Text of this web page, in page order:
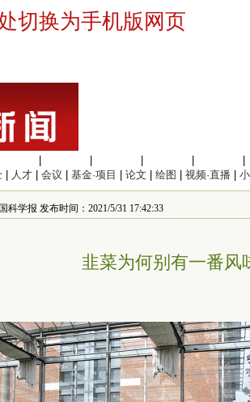
切换为手机版网页
人才 会议 基金·项目 论文 绘图 视频·直播
科学报 发布时间：2021/5/31 17:42:33
韭菜为何别有一番风